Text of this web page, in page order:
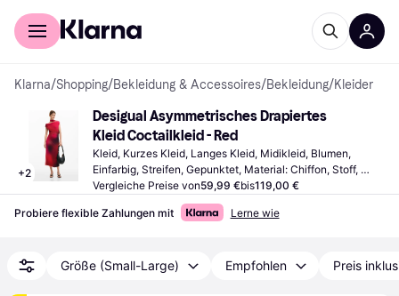
Für Shopper
Klarna/Shopping/Bekleidung & Accessoires/Bekleidung/Kleider
+2
Desigual Asymmetrisches Drapiertes
Kleid Coctailkleid - Red
Kleid, Kurzes Kleid, Langes Kleid, Midikleid, Blumen,
Einfarbig, Streifen, Gepunktet, Material: Chiffon, Stoff,
Polyester
Vergleiche Preise von59,99 €bis119,00 €
Probiere flexible Zahlungen mit Lerne wie
Größe (Small-Large) Empfohlen Preis